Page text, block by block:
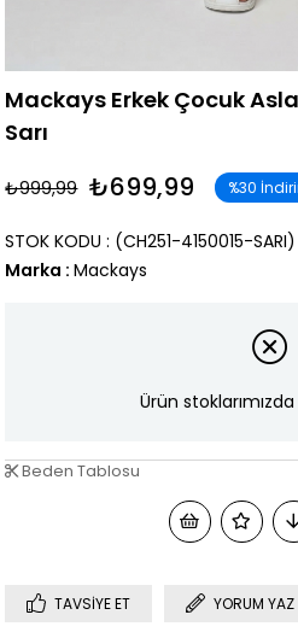
Mackays Erkek Çocuk
Sarı
₺999,99 ₺699,99 %30
(CH251-4150015-SARI)
STOK KODU
Marka : Mackays
Ürün
Beden Tablosu
TAVSIYE ET YORUM YAZ